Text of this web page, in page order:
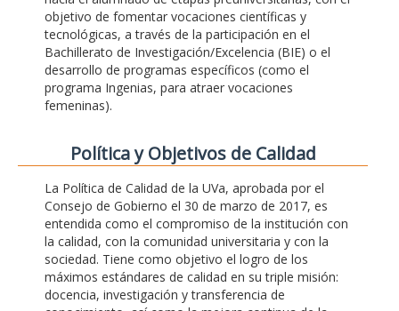
objetivo de fomentar vocaciones científicas y
tecnológicas, a través de la participación en el
Bachillerato de Investigación/Excelencia (BIE) o el
desarrollo de programas específicos (como el
programa Ingenias, para atraer vocaciones
femeninas).
Polí­tica y Objetivos de Calidad
La Política de Calidad de la UVa, aprobada por el
Consejo de Gobierno el 30 de marzo de 2017, es
entendida como el compromiso de la institución con
la calidad, con la comunidad universitaria y con la
sociedad. Tiene como objetivo el logro de los
máximos estándares de calidad en su triple misión:
docencia, investigación y transferencia de